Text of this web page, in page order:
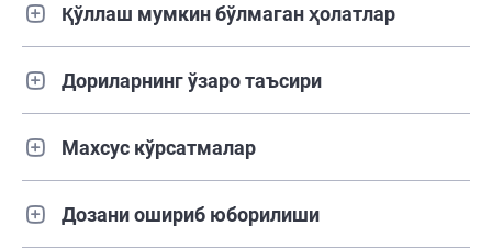
Қўллаш мумкин бўлмаган ҳолатлар
Дориларнинг ўзаро таъсири
Махсус кўрсатмалар
Дозани ошириб юборилиши